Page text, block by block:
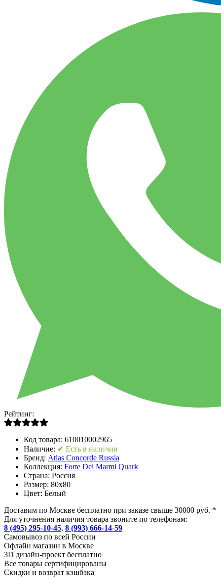
Рейтинг:
Код товара: 610010002965
Наличие: ✔ Есть в наличии
Бренд: Atlas Concorde Russia
Коллекция: Forte Dei Marmi Quark
Страна: Россия
Размер: 80x80
Цвет: Белый
Доставим по Москве бесплатно при заказе свыше 30000 руб. *
Для уточнения наличия товара звоните по телефонам:
8 (495) 295-10-45, 8 (993) 666-14-59
Cамовывоз по всей России
Офлайн магазин в Москве
3D дизайн-проект бесплатно
Все товары сертифицированы
Скидки и возврат кэшбэка